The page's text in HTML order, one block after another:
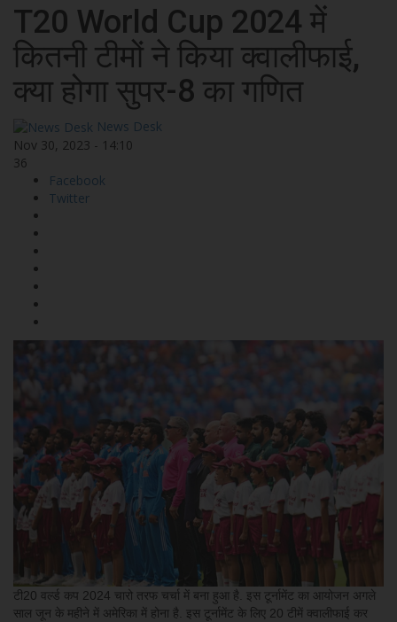
T20 World Cup 2024 में
कितनी टीमों ने किया क्वालीफाई,
क्या होगा सुपर-8 का गणित
News Desk
Nov 30, 2023 - 14:10
36
Facebook
Twitter
टी20 वर्ल्ड कप 2024 चारो तरफ चर्चा में बना हुआ है. इस टूर्नामेंट का आयोजन अगले
साल जून के महीने में अमेरिका में होना है. इस टूर्नामेंट के लिए 20 टीमें क्वालीफाई कर